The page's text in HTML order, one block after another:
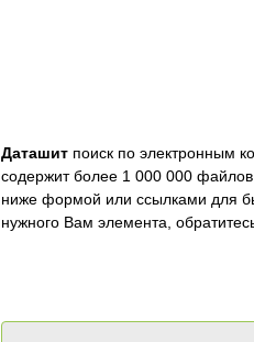
Даташит поиск по электронным
содержит более 1 000 000 файлов
ниже формой или ссылками для
нужного Вам элемента,